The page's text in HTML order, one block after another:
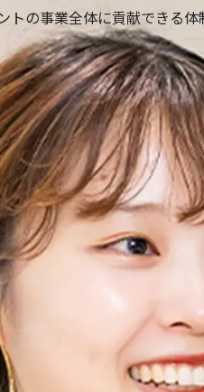
の事業全体に貢献できる体